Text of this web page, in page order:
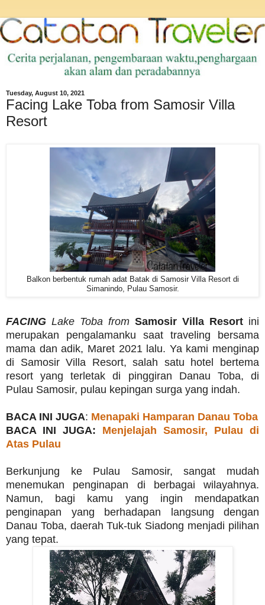
Tuesday, August 10, 2021
Facing Lake Toba from Samosir Villa
Resort
Balkon berbentuk rumah adat Batak di Samosir Villa Resort di
Simanindo, Pulau Samosir.
FACING Lake Toba from Samosir Villa Resort ini
merupakan pengalamanku saat traveling bersama
mama dan adik, Maret 2021 lalu. Ya kami menginap
di Samosir Villa Resort, salah satu hotel bertema
resort yang terletak di pinggiran Danau Toba, di
Pulau Samosir, pulau kepingan surga yang indah.
BACA INI JUGA: Menapaki Hamparan Danau Toba
BACA INI JUGA: Menjelajah Samosir, Pulau di
Atas Pulau
Berkunjung ke Pulau Samosir, sangat mudah
menemukan penginapan di berbagai wilayahnya.
Namun, bagi kamu yang ingin mendapatkan
penginapan yang berhadapan langsung dengan
Danau Toba, daerah Tuk-tuk Siadong menjadi pilihan
yang tepat.